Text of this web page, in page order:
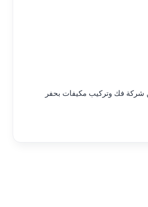
شركة فك وتركيب مكيفات بحفر